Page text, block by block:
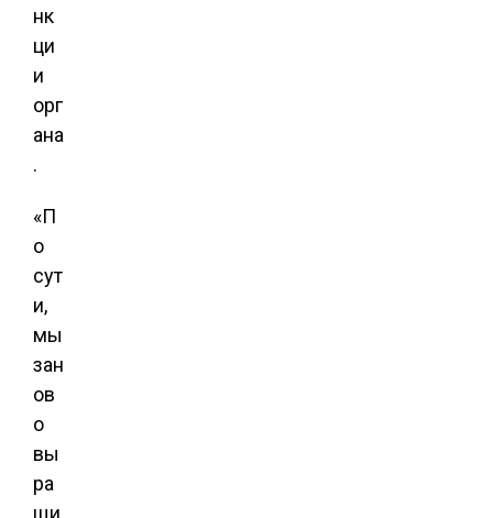
нк
ци
и
орг
ана
.
«П
о
сут
и,
мы
зан
ов
о
вы
ра
щи